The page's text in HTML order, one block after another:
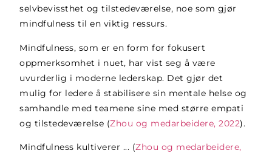
selvbevissthet og tilstedeværelse, noe som gjør
mindfulness til en viktig ressurs.
Mindfulness, som er en form for fokusert
oppmerksomhet i nuet, har vist seg å være
uvurderlig i moderne lederskap. Det gjør det
mulig for ledere å stabilisere sin mentale helse og
samhandle med teamene sine med større empati
og tilstedeværelse (Zhou og medarbeidere, 2022).
Mindfulness kultiverer ... (Zhou og medarbeidere,